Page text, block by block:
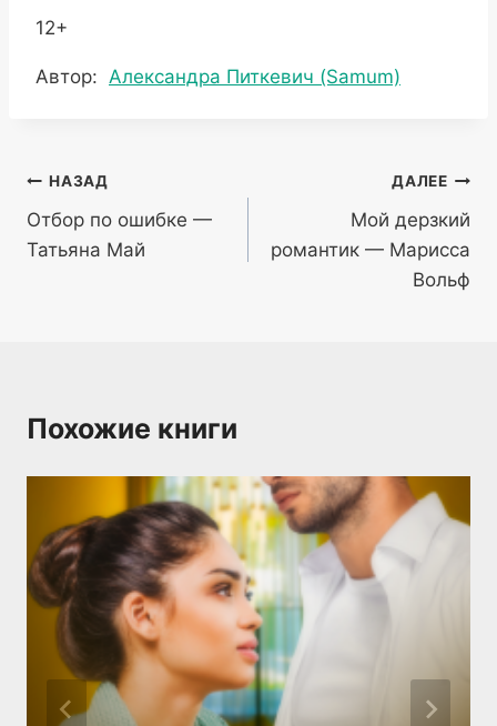
12+
Метки
Автор: Александра Питкевич (Samum)
Навигация
по
записям
НАЗАД
Отбор по ошибке —
Татьяна Май
ДАЛЕЕ
Мой дерзкий
романтик — Марисса
Вольф
Похожие книги